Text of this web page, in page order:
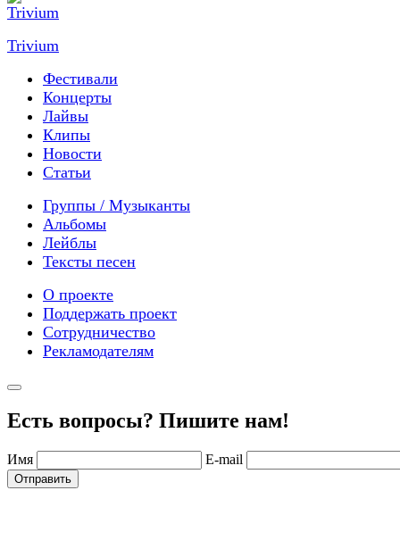
Trivium
Фестивали
Концерты
Лайвы
Клипы
Новости
Статьи
Группы / Музыканты
Альбомы
Лейблы
Тексты песен
О проекте
Поддержать проект
Сотрудничество
Рекламодателям
Есть вопросы? Пишите нам!
Имя E-mail